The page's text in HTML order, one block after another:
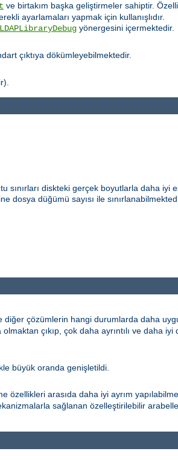
ve birtakım başka geliştirmeler sahiptir.
ayarlamaları yapmak için kullanışlıdır.
LDAPLibraryDebug yönergesini içermektedir.
çıktıya dökümleyebilmektedir.
diskteki gerçek boyutlarla daha iyi
dosya düğümü sayısı ile
diğer çözümlerin hangi durumlarda daha
olmaktan çıkıp, çok daha ayrıntılı ve daha
büyük oranda genişletildi.
özellikleri arasıda daha iyi ayrım
sağlanan özelleştirilebilir